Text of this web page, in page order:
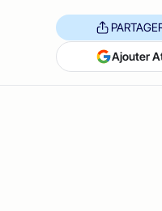
Ajouter